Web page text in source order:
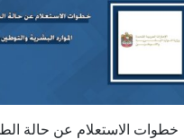
خطوات الاستعلام عن حالة